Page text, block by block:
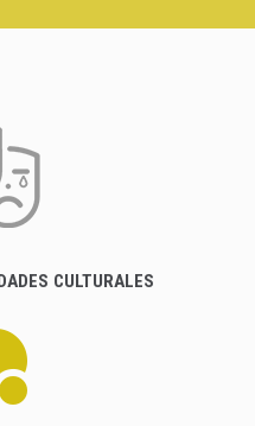
CULTURALES